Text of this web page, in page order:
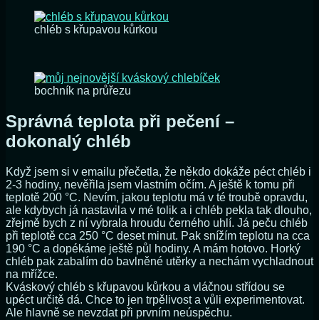
chléb s křupavou kůrkou
bochník na průřezu
Správná teplota při pečení –
dokonalý chléb
Když jsem si v emailu přečetla, že někdo dokáže péct chléb i
2-3 hodiny, nevěřila jsem vlastním očím. A ještě k tomu při
teplotě 200 °C. Nevím, jakou teplotu má v té troubě opravdu,
ale kdybych já nastavila v mé tolik a i chléb pekla tak dlouho,
zřejmě bych z ní vybrala hroudu černého uhlí. Já peču chléb
při teplotě cca 250 °C deset minut. Pak snížím teplotu na cca
190 °C a dopékáme ještě půl hodiny. A mám hotovo. Horký
chléb pak zabalím do bavlněné utěrky a nechám vychladnout
na mřížce.
Kváskový chléb s křupavou kůrkou a vláčnou střídou se
upéct určitě dá. Chce to jen trpělivost a vůli experimentovat.
Ale hlavně se nevzdat při prvním neúspěchu.